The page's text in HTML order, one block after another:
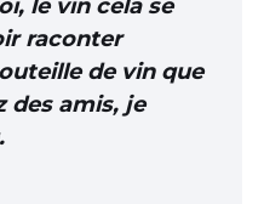
le vin cela se
raconter
de vin que
des amis, je